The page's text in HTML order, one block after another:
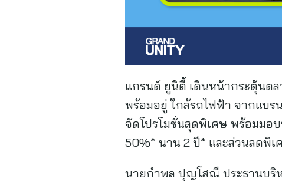
แกรนด์ ยูนิตี้ เดินหน้ากระตุ้นต
พร้อมอยู่ ใกล้รถไฟฟ้า จากแบรน
จัดโปรโมชั่นสุดพิเศษ พร้อมมอ
50%* นาน 2 ปี* และส่วนลดพิ
นายกำพล ปุญโสณี ประธานบริห